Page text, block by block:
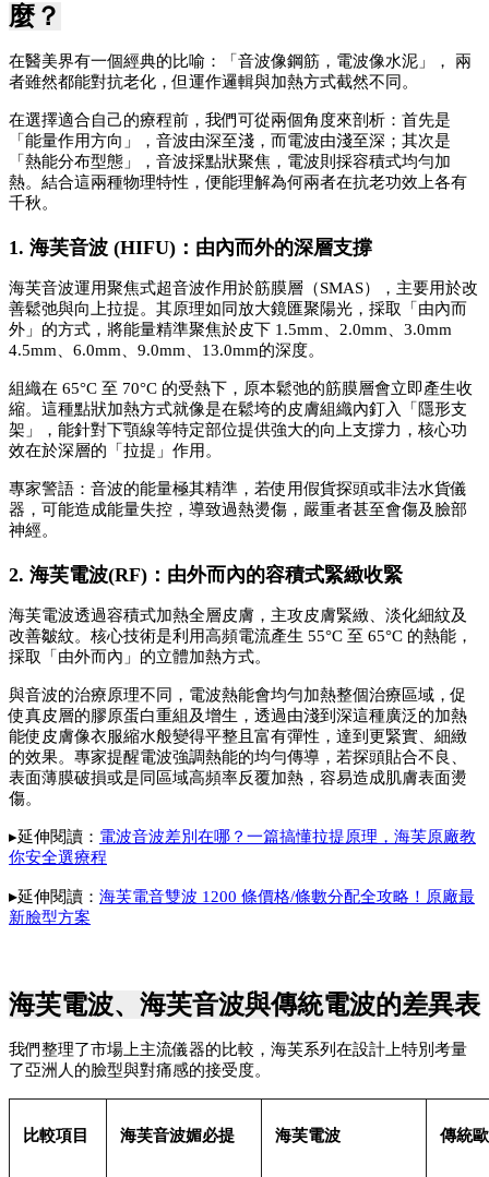
麼？
在醫美界有一個經典的比喻：「音波像鋼筋，電波像水泥」， 兩
者雖然都能對抗老化，但運作邏輯與加熱方式截然不同。
在選擇適合自己的療程前，我們可從兩個角度來剖析：首先是
「能量作用方向」，音波由深至淺，而電波由淺至深；其次是
「熱能分布型態」，音波採點狀聚焦，電波則採容積式均勻加
熱。結合這兩種物理特性，便能理解為何兩者在抗老功效上各有
千秋。
1. 海芙音波 (HIFU)：由內而外的深層支撐
海芙音波運用聚焦式超音波作用於筋膜層（SMAS），主要用於改
善鬆弛與向上拉提。其原理如同放大鏡匯聚陽光，採取「由內而
外」的方式，將能量精準聚焦於皮下 1.5mm、2.0mm、3.0mm
4.5mm、6.0mm、9.0mm、13.0mm的深度。
組織在 65°C 至 70°C 的受熱下，原本鬆弛的筋膜層會立即產生收
縮。這種點狀加熱方式就像是在鬆垮的皮膚組織內釘入「隱形支
架」，能針對下顎線等特定部位提供強大的向上支撐力，核心功
效在於深層的「拉提」作用。
專家警語：音波的能量極其精準，若使用假貨探頭或非法水貨儀
器，可能造成能量失控，導致過熱燙傷，嚴重者甚至會傷及臉部
神經。
2. 海芙電波(RF)：由外而內的容積式緊緻收緊
海芙電波透過容積式加熱全層皮膚，主攻皮膚緊緻、淡化細紋及
改善皺紋。核心技術是利用高頻電流產生 55°C 至 65°C 的熱能，
採取「由外而內」的立體加熱方式。
與音波的治療原理不同，電波熱能會均勻加熱整個治療區域，促
使真皮層的膠原蛋白重組及增生，透過由淺到深這種廣泛的加熱
能使皮膚像衣服縮水般變得平整且富有彈性，達到更緊實、細緻
的效果。 專家提醒電波強調熱能的均勻傳導，若探頭貼合不良、
表面薄膜破損或是同區域高頻率反覆加熱，容易造成肌膚表面燙
傷。
▸延伸閱讀： 電波音波差別在哪？一篇搞懂拉提原理，海芙原廠教
你安全選療程
▸延伸閱讀： 海芙電音雙波 1200 條價格/條數分配全攻略！原廠最
新臉型方案
海芙電波、海芙音波與傳統電波的差異表
我們整理了市場上主流儀器的比較，海芙系列在設計上特別考量
了亞洲人的臉型與對痛感的接受度。
比較項目 海芙音波媚必提 海芙電波 傳統